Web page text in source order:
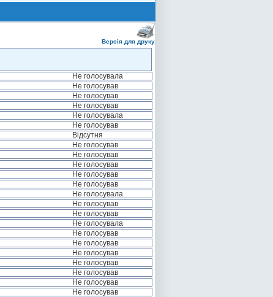
Версія для друку
Не голосувала
Не голосував
Не голосував
Не голосував
Не голосувала
Не голосував
Відсутня
Не голосував
Не голосував
Не голосував
Не голосував
Не голосував
Не голосувала
Не голосував
Не голосував
Не голосувала
Не голосував
Не голосував
Не голосував
Не голосував
Не голосував
Не голосував
Не голосував